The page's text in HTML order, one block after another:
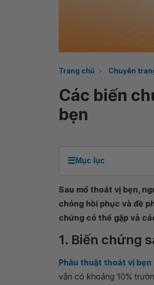
Trang chủ Chuyên
Các biến
bẹn
☰Mục lục
Sau mổ thoát vị bẹn,
chóng hồi phục và đề
chứng có thể gặp và
1. Biến chứng
Phẫu thuật thoát vị bẹn
vẫn có khoảng 10%